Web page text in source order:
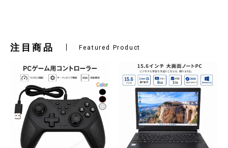
注目商品 Featured Product